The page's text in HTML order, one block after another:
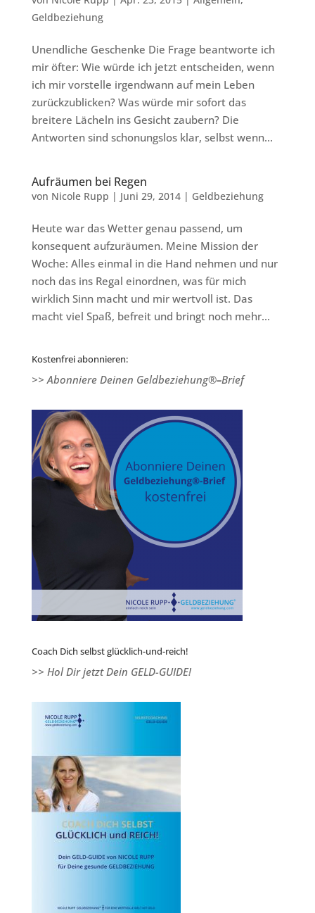
Geldbeziehung
Unendliche Geschenke Die Frage beantworte ich
mir öfter: Wie würde ich jetzt entscheiden, wenn
ich mir vorstelle irgendwann auf mein Leben
zurückzublicken? Was würde mir sofort das
breitere Lächeln ins Gesicht zaubern? Die
Antworten sind schonungslos klar, selbst wenn...
Aufräumen bei Regen
von Nicole Rupp | Juni 29, 2014| Geldbeziehung
Heute war das Wetter genau passend, um
konsequent aufzuräumen. Meine Mission der
Woche: Alles einmal in die Hand nehmen und nur
noch das ins Regal einordnen, was für mich
wirklich Sinn macht und mir wertvoll ist. Das
macht viel Spaß, befreit und bringt noch mehr...
Kostenfrei abonnieren:
>> Abonniere Deinen Geldbeziehung®–Brief
Coach Dich selbst glücklich-und-reich!
>> Hol Dir jetzt Dein GELD-GUIDE!